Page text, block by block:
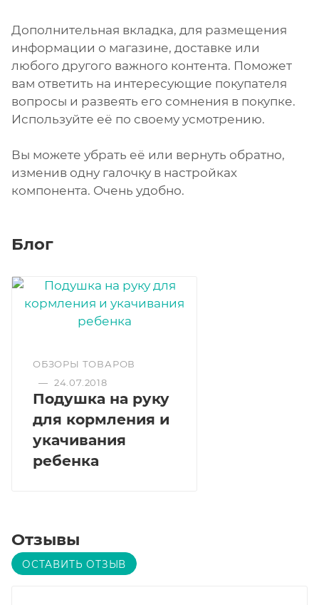
Дополнительная вкладка, для размещения
информации о магазине, доставке или
любого другого важного контента. Поможет
вам ответить на интересующие покупателя
вопросы и развеять его сомнения в покупке.
Используйте её по своему усмотрению.
Вы можете убрать её или вернуть обратно,
изменив одну галочку в настройках
компонента. Очень удобно.
Блог
ОБЗОРЫ ТОВАРОВ
— 24.07.2018
Подушка на руку
для кормления и
укачивания
ребенка
Отзывы
ОСТАВИТЬ ОТЗЫВ